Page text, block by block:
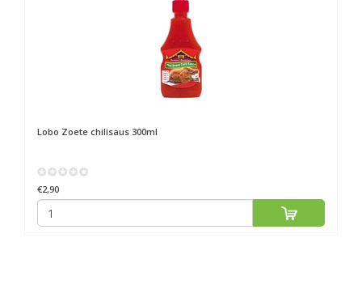
Lobo Zoete chilisaus 300ml
€2,90